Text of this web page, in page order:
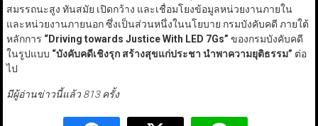
สมรรถนะสูง ทันสมัย เปิดกว้าง และเชื่อมโยงข้อมูลหน่วยงานภายใน
และหน่วยงานภายนอก ซึ่งเป็นส่วนหนึ่งในนโยบาย กรมบังคับคดี ภายใต้
หลักการ “Driving towards Justice With LED 7Gs” ของกรมบังคับคดี
ในรูปแบบ “บังคับคดีเชิงรุก สร้างสุขแก่ประชา นำพาความยุติธรรม” ต่อ
ไป
มีผู้อ่านข่าวนี้แล้ว 813 ครั้ง